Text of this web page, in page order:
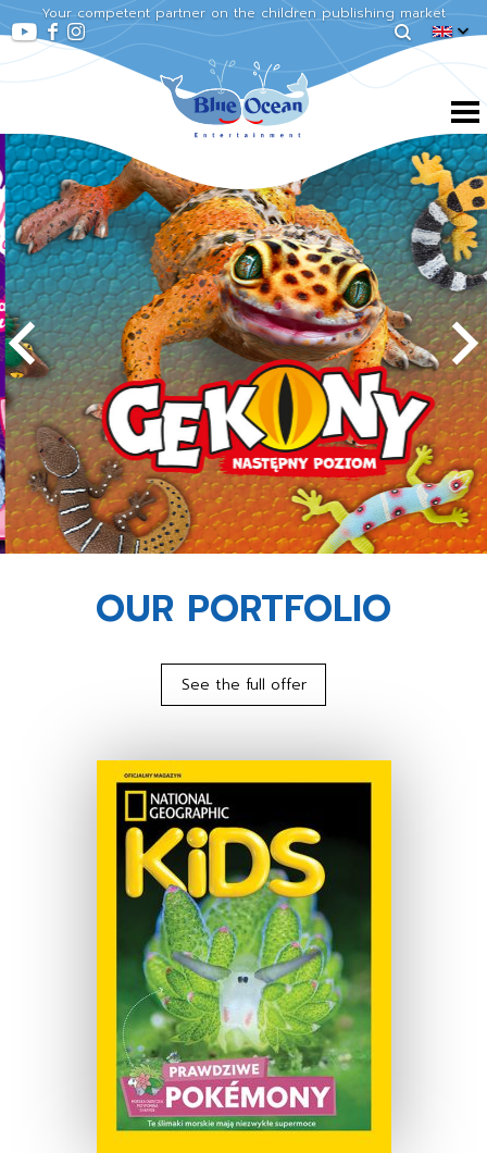
Your competent partner on the children publishing market
OUR PORTFOLIO
See the full offer